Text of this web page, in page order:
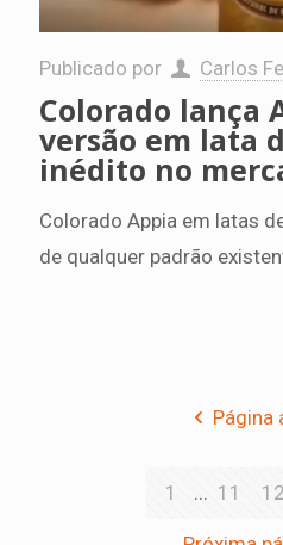
Publicado por Carlos
Colorado lança
versão em lata
inédito no
Colorado Appia em latas
de qualquer padrão
Página
1 ... 11 12